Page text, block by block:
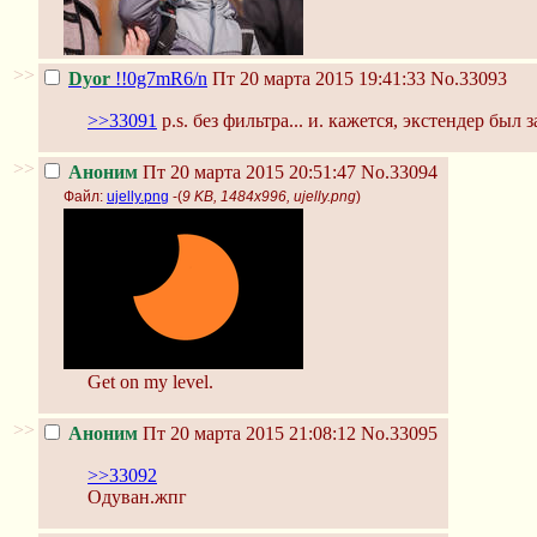
>> Dyor !!0g7mR6/n Пт 20 марта 2015 19:41:33 No.33093
>>33091 p.s. без фильтра... и. кажется, экстендер был
>> Аноним Пт 20 марта 2015 20:51:47 No.33094
Файл: ujelly.png -(9 KB, 1484x996, ujelly.png)
Get on my level.
>> Аноним Пт 20 марта 2015 21:08:12 No.33095
>>33092
Одуван.жпг